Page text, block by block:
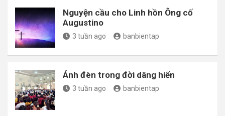
Nguyện cầu cho Linh hồn Ông cố
Augustino
3 tuần ago banbientap
Ánh đèn trong đời dâng hiến
3 tuần ago banbientap